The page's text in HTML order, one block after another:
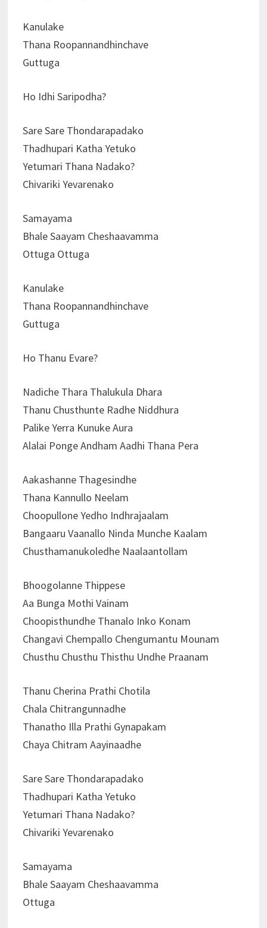
Kanulake
Thana Roopannandhinchave
Guttuga
Ho Idhi Saripodha?
Sare Sare Thondarapadako
Thadhupari Katha Yetuko
Yetumari Thana Nadako?
Chivariki Yevarenako
Samayama
Bhale Saayam Cheshaavamma
Ottuga Ottuga
Kanulake
Thana Roopannandhinchave
Guttuga
Ho Thanu Evare?
Nadiche Thara Thalukula Dhara
Thanu Chusthunte Radhe Niddhura
Palike Yerra Kunuke Aura
Alalai Ponge Andham Aadhi Thana Pera
Aakashanne Thagesindhe
Thana Kannullo Neelam
Choopullone Yedho Indhrajaalam
Bangaaru Vaanallo Ninda Munche Kaalam
Chusthamanukoledhe Naalaantollam
Bhoogolanne Thippese
Aa Bunga Mothi Vainam
Choopisthundhe Thanalo Inko Konam
Changavi Chempallo Chengumantu Mounam
Chusthu Chusthu Thisthu Undhe Praanam
Thanu Cherina Prathi Chotila
Chala Chitrangunnadhe
Thanatho Illa Prathi Gynapakam
Chaya Chitram Aayinaadhe
Sare Sare Thondarapadako
Thadhupari Katha Yetuko
Yetumari Thana Nadako?
Chivariki Yevarenako
Samayama
Bhale Saayam Cheshaavamma
Ottuga